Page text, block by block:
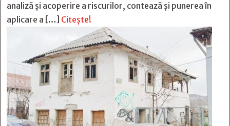
analiză și acoperire a riscurilor, contează și punerea în
aplicare a […] Citește!